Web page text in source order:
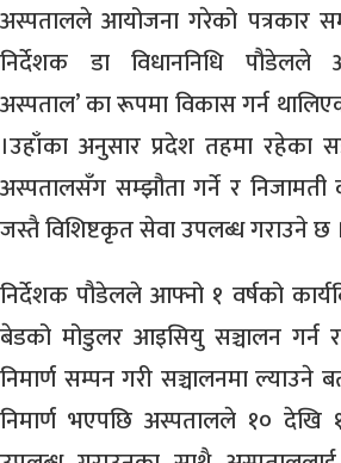
अस्पतालले आयोजना गरेको पत्रकार
निर्देशक डा विधाननिधि पौडेलले
अस्पताल’ का रूपमा विकास गर्न
।उहाँका अनुसार प्रदेश तहमा रहेका
अस्पतालसँग सम्झौता गर्ने र निजामती
जस्तै विशिष्टकृत सेवा उपलब्ध गराउने छ ।
निर्देशक पौडेलले आफ्नो १ वर्षको
बेडको मोडुलर आइसियु सञ्चालन गर्न
निमार्ण सम्पन गरी सञ्चालनमा
निमार्ण भएपछि अस्पतालले १० देखि